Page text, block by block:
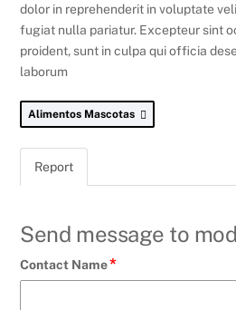
dolor in reprehenderit in voluptate
fugiat nulla pariatur. Excepteur sint
proident, sunt in culpa qui officia
laborum
Alimentos Mascotas
Report
Send message to
Contact Name*